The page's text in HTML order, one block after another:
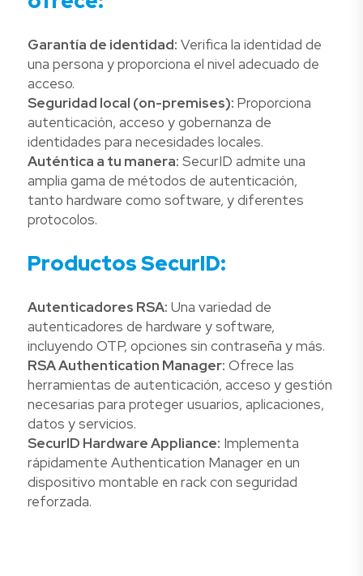
Garantía de identidad: Verifica la identidad de
una persona y proporciona el nivel adecuado de
acceso.
Seguridad local (on-premises): Proporciona
autenticación, acceso y gobernanza de
identidades para necesidades locales.
Auténtica a tu manera: SecurID admite una
amplia gama de métodos de autenticación,
tanto hardware como software, y diferentes
protocolos.
Productos SecurID:
Autenticadores RSA: Una variedad de
autenticadores de hardware y software,
incluyendo OTP, opciones sin contraseña y más.
RSA Authentication Manager: Ofrece las
herramientas de autenticación, acceso y gestión
necesarias para proteger usuarios, aplicaciones,
datos y servicios.
SecurID Hardware Appliance: Implementa
rápidamente Authentication Manager en un
dispositivo montable en rack con seguridad
reforzada.